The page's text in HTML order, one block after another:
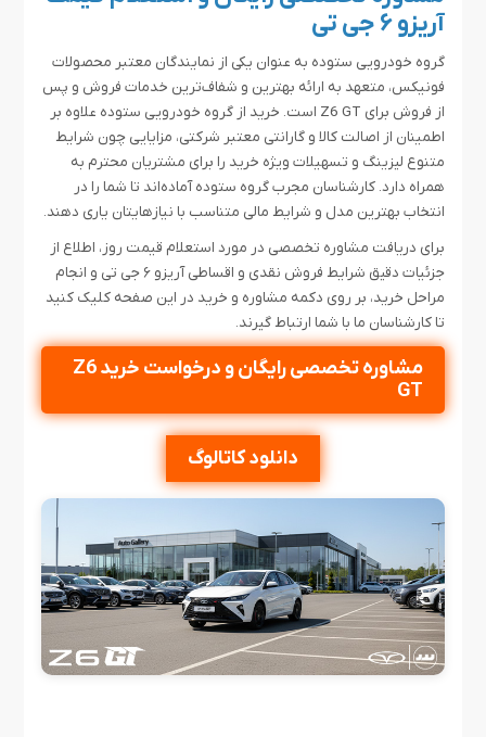
آریزو ۶ جی تی
گروه خودرویی ستوده به عنوان یکی از نمایندگان معتبر محصولات
فونیکس، متعهد به ارائه بهترین و شفاف‌ترین خدمات فروش و پس
از فروش برای Z6 GT است. خرید از گروه خودرویی ستوده علاوه بر
اطمینان از اصالت کالا و گارانتی معتبر شرکتی، مزایایی چون شرایط
متنوع لیزینگ و تسهیلات ویژه خرید را برای مشتریان محترم به
همراه دارد. کارشناسان مجرب گروه ستوده آماده‌اند تا شما را در
انتخاب بهترین مدل و شرایط مالی متناسب با نیازهایتان یاری دهند.
برای دریافت مشاوره تخصصی در مورد استعلام قیمت روز، اطلاع از
جزئیات دقیق شرایط فروش نقدی و اقساطی آریزو ۶ جی تی و انجام
مراحل خرید، بر روی دکمه مشاوره و خرید در این صفحه کلیک کنید
تا کارشناسان ما با شما ارتباط گیرند.
مشاوره تخصصی رایگان و درخواست خرید Z6
GT
دانلود کاتالوگ